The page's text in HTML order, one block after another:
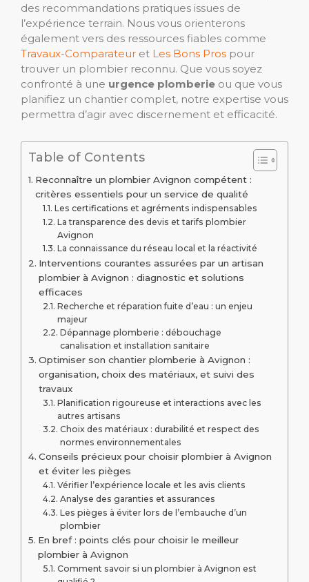
des recommandations pratiques issues de
l’expérience terrain. Nous vous orienterons
également vers des ressources fiables comme
Travaux-Comparateur et Les Bons Pros pour
trouver un plombier reconnu. Que vous soyez
confronté à une urgence plomberie ou que vous
planifiez un chantier complet, notre expertise vous
permettra d’agir avec discernement et efficacité.
Table of Contents
Reconnaître un plombier Avignon compétent :
critères essentiels pour un service de qualité
Les certifications et agréments indispensables
La transparence des devis et tarifs plombier
Avignon
La connaissance du réseau local et la réactivité
Interventions courantes assurées par un artisan
plombier à Avignon : diagnostic et solutions
efficaces
Recherche et réparation fuite d’eau : un enjeu
majeur
Dépannage plomberie : débouchage
canalisation et installation sanitaire
Optimiser son chantier plomberie à Avignon :
organisation, choix des matériaux, et suivi des
travaux
Planification rigoureuse et interactions avec les
autres artisans
Choix des matériaux : durabilité et respect des
normes environnementales
Conseils précieux pour choisir plombier à Avignon
et éviter les pièges
Vérifier l’expérience locale et les avis clients
Analyse des garanties et assurances
Les pièges à éviter lors de l’embauche d’un
plombier
En bref : points clés pour choisir le meilleur
plombier à Avignon
Comment savoir si un plombier à Avignon est